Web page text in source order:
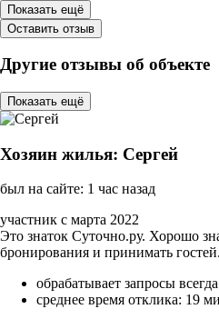
Показать ещё
Оставить отзыв
Другие отзывы об объекте
Показать ещё
Хозяин жилья: Сергей
был на сайте: 1 час назад
участник с марта 2022
Это знаток Суточно.ру. Хорошо
бронирования и принимать гостей.
обрабатывает запросы всегда
среднее время отклика: 19